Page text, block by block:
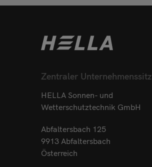
Zentraler Unternehmenssitz
HELLA Sonnen- und
Wetterschutztechnik GmbH
Abfaltersbach 125
9913 Abfaltersbach
Österreich